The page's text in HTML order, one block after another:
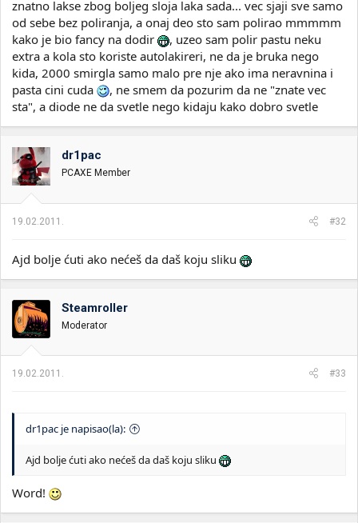
znatno lakse zbog boljeg sloja laka sada... vec sjaji sve samo
od sebe bez poliranja, a onaj deo sto sam polirao mmmmm
kako je bio fancy na dodir
, uzeo sam polir pastu neku
extra a kola sto koriste autolakireri, ne da je bruka nego
kida, 2000 smirgla samo malo pre nje ako ima neravnina i
pasta cini cuda
, ne smem da pozurim da ne "znate vec
sta", a diode ne da svetle nego kidaju kako dobro svetle
dr1pac
PCAXE Member
19.02.2011. #32
Ajd bolje ćuti ako nećeš da daš koju sliku
Steamroller
Moderator
19.02.2011. #33
dr1pac je napisao(la):
Ajd bolje ćuti ako nećeš da daš koju sliku
Word!